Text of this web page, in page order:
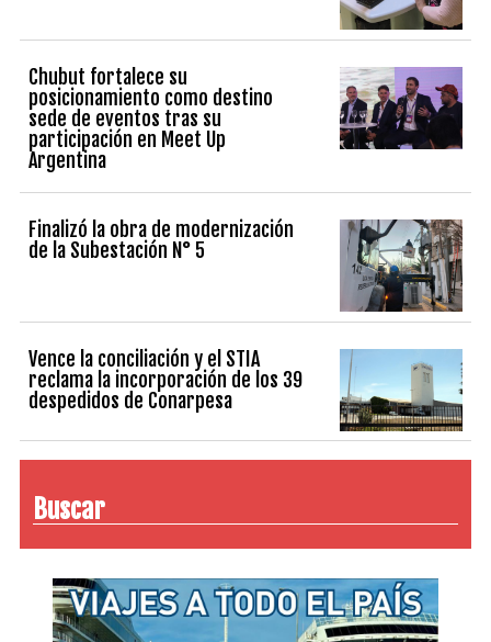
Chubut fortalece su
posicionamiento como destino
sede de eventos tras su
participación en Meet Up
Argentina
Finalizó la obra de modernización
de la Subestación N° 5
Vence la conciliación y el STIA
reclama la incorporación de los 39
despedidos de Conarpesa
Buscar